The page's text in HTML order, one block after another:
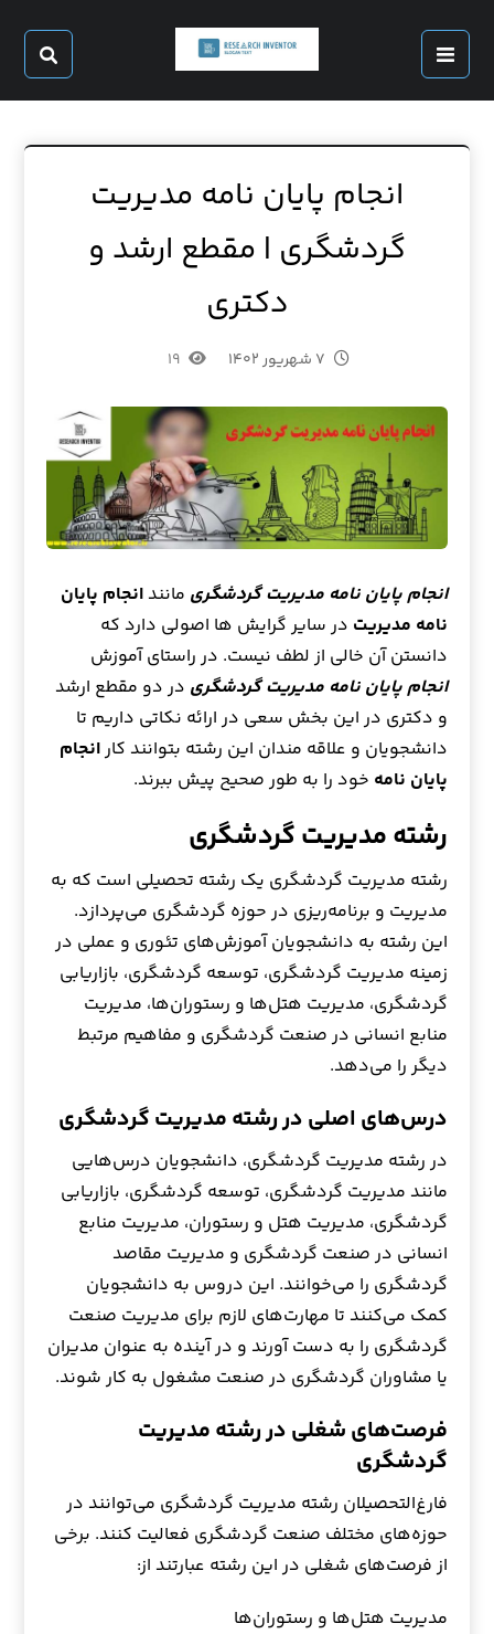
انجام پایان نامه مدیریت
گردشگری | مقطع ارشد و
دکتری
۷ شهریور ۱۴۰۲ ۱۹
انجام پایان نامه مدیریت گردشگری مانندانجام پایان
نامه مدیریت در سایر گرایش ها اصولی دارد که
دانستن آن خالی از لطف نیست. در راستای آموزش
انجام پایان نامه مدیریت گردشگری در دو مقطع ارشد
و دکتری در این بخش سعی در ارائه نکاتی داریم تا
دانشجویان و علاقه مندان این رشته بتوانند کارانجام
پایان نامه خود را به طور صحیح پیش ببرند.
رشته مدیریت گردشگری
رشته مدیریت گردشگری یک رشته تحصیلی است که به
مدیریت و برنامه‌ریزی در حوزه گردشگری می‌پردازد.
این رشته به دانشجویان آموزش‌های تئوری و عملی در
زمینه مدیریت گردشگری، توسعه گردشگری، بازاریابی
گردشگری، مدیریت هتل‌ها و رستوران‌ها، مدیریت
منابع انسانی در صنعت گردشگری و مفاهیم مرتبط
دیگر را می‌دهد.
درس‌های اصلی در رشته مدیریت گردشگری
در رشته مدیریت گردشگری، دانشجویان درس‌هایی
مانند مدیریت گردشگری، توسعه گردشگری، بازاریابی
گردشگری، مدیریت هتل و رستوران، مدیریت منابع
انسانی در صنعت گردشگری و مدیریت مقاصد
گردشگری را می‌خوانند. این دروس به دانشجویان
کمک می‌کنند تا مهارت‌های لازم برای مدیریت صنعت
گردشگری را به دست آورند و در آینده به عنوان مدیران
یا مشاوران گردشگری در صنعت مشغول به کار شوند.
فرصت‌های شغلی در رشته مدیریت
گردشگری
فارغ‌التحصیلان رشته مدیریت گردشگری می‌توانند در
حوزه‌های مختلف صنعت گردشگری فعالیت کنند. برخی
از فرصت‌های شغلی در این رشته عبارتند از:
مدیریت هتل‌ها و رستوران‌ها